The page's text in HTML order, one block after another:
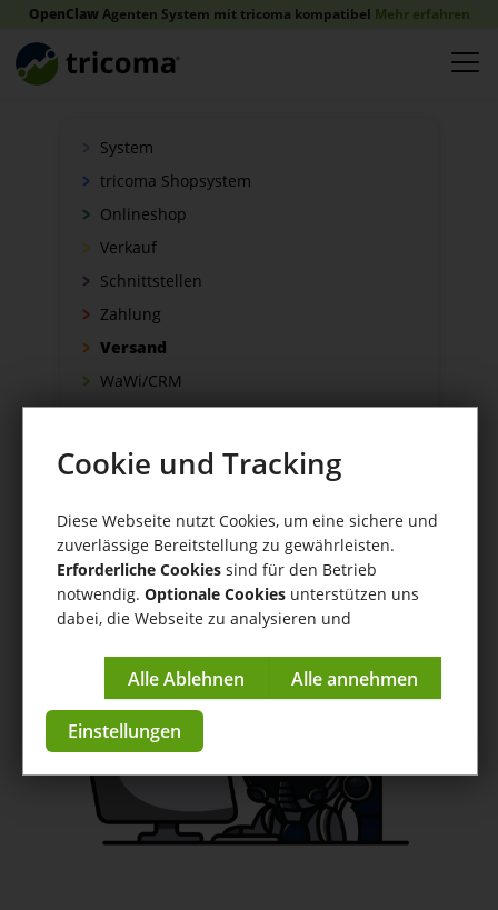
OpenClawAgenten System mit tricoma kompatibel Mehr erfahren
System
tricoma Shopsystem
Onlineshop
Verkauf
Schnittstellen
Zahlung
Versand
WaWi/CRM
CRM Tools
Auftragskiller
Hilfe/Auftragskiller/ Regeln für die Bestellaufteilung
konfigurieren
Anleitungen & Tutorials
Cookie und Tracking
Diese Webseite nutzt Cookies, um eine sichere und
zuverlässige Bereitstellung zu gewährleisten.
Erforderliche Cookies sind für den Betrieb
notwendig. Optionale Cookies unterstützen uns
dabei, die Webseite zu analysieren und
Impressum| Datenschutzerklärung
Einstellungen